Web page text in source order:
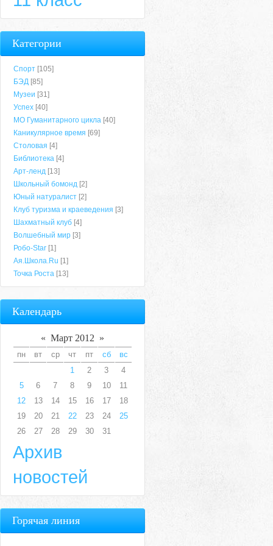
Категории
Спорт [105]
БЭД [85]
Музеи [31]
Успех [40]
МО Гуманитарного цикла [40]
Каникулярное время [69]
Столовая [4]
Библиотека [4]
Арт-ленд [13]
Школьный бомонд [2]
Юный натуралист [2]
Клуб туризма и краеведения [3]
Шахматный клуб [4]
Волшебный мир [3]
Робо-Star [1]
Ая.Школа.Ru [1]
Точка Роста [13]
Календарь
« Март 2012 »
пн вт ср чт пт сб
вс
1
2 3
4
5
6 7 8 9 10
11
12
13 14 15 16 17
18
19
20 21 22 23 24
25
26
27 28 29 30 31
Архив
новостей
Горячая линия